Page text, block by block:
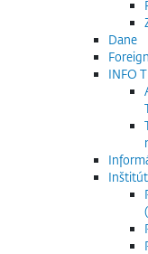
Dane
INFO